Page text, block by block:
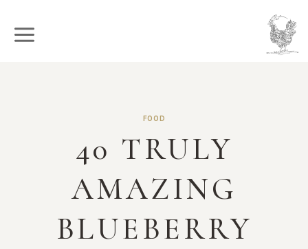
contenuto
FOOD
40 TRULY
AMAZING
BLUEBERRY